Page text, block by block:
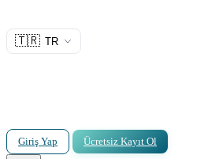
🇹🇷 TR
Giriş Yap Ücretsiz Kayıt Ol